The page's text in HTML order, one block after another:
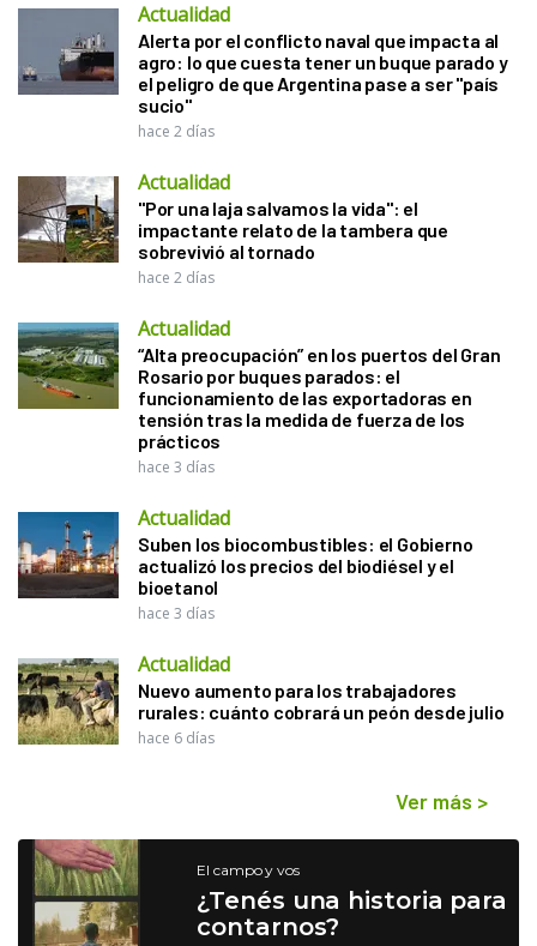
Actualidad
Alerta por el conflicto naval que impacta al
agro: lo que cuesta tener un buque parado y
el peligro de que Argentina pase a ser "país
sucio"
hace 2 días
Actualidad
"Por una laja salvamos la vida": el
impactante relato de la tambera que
sobrevivió al tornado
hace 2 días
Actualidad
“Alta preocupación” en los puertos del Gran
Rosario por buques parados: el
funcionamiento de las exportadoras en
tensión tras la medida de fuerza de los
prácticos
hace 3 días
Actualidad
Suben los biocombustibles: el Gobierno
actualizó los precios del biodiésel y el
bioetanol
hace 3 días
Actualidad
Nuevo aumento para los trabajadores
rurales: cuánto cobrará un peón desde julio
hace 6 días
Ver más >
El campo y vos
¿Tenés una historia para
contarnos?